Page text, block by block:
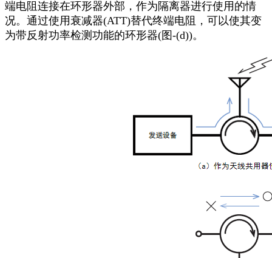
端电阻连接在环形器外部，作为隔离器进行使用的情
况。通过使用衰减器(ATT)替代终端电阻，可以使其变
为带反射功率检测功能的环形器(图-(d))。